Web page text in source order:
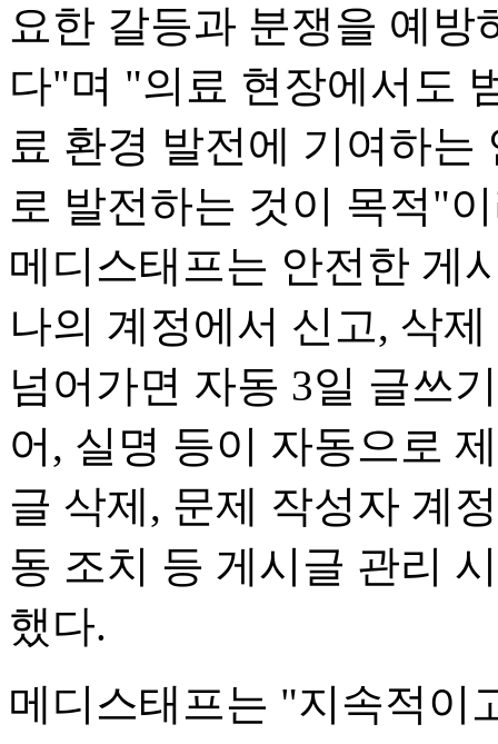
요한 갈등과 분쟁을 예
다"며 "의료 현장에서도
료 환경 발전에 기여하
로 발전하는 것이 목적"
메디스태프는 안전한 게
나의 계정에서 신고, 삭
넘어가면 자동 3일 글쓰
어, 실명 등이 자동으로
글 삭제, 문제 작성자 계
동 조치 등 게시글 관리
했다.
메디스태프는 "지속적이